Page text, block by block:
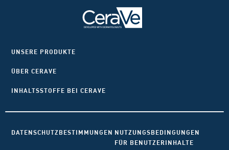
UNSERE PRODUKTE
ÜBER CERAVE
INHALTSSTOFFE BEI CERAVE
DATENSCHUTZBESTIMMUNGEN NUTZUNGSBEDINGUNGEN
FÜR BENUTZERINHALTE